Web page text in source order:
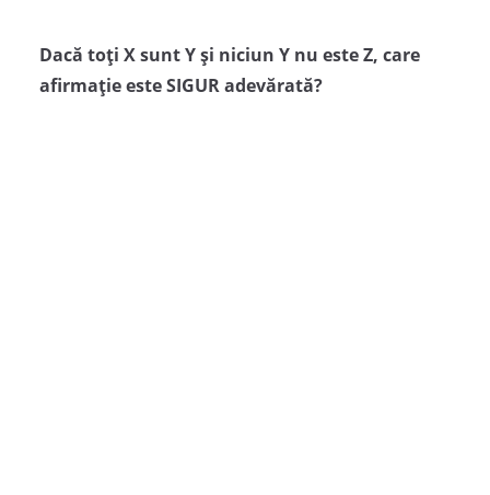
Dacă toți X sunt Y și niciun Y nu este Z, care
afirmație este SIGUR adevărată?